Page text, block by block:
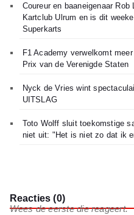
Coureur en baaneigenaar
Kartclub Ulrum en is dit
Superkarts
F1 Academy verwelkomt
Prix van de Verenigde Staten
Nyck de Vries wint
UITSLAG
Toto Wolff sluit toekomstige
niet uit: "Het is niet zo dat ik
Reacties (0)
Wees de eerste die reageert.